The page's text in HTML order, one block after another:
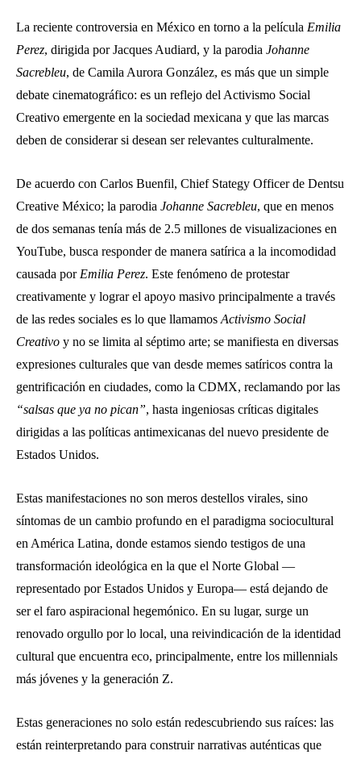
La reciente controversia en México en torno a la película Emilia
Perez, dirigida por Jacques Audiard, y la parodia Johanne
Sacrebleu, de Camila Aurora González, es más que un simple
debate cinematográfico: es un reflejo del Activismo Social
Creativo emergente en la sociedad mexicana y que las marcas
deben de considerar si desean ser relevantes culturalmente.
De acuerdo con Carlos Buenfil, Chief Stategy Officer de Dentsu
Creative México; la parodia Johanne Sacrebleu, que en menos
de dos semanas tenía más de 2.5 millones de visualizaciones en
YouTube, busca responder de manera satírica a la incomodidad
causada por Emilia Perez. Este fenómeno de protestar
creativamente y lograr el apoyo masivo principalmente a través
de las redes sociales es lo que llamamos Activismo Social
Creativo y no se limita al séptimo arte; se manifiesta en diversas
expresiones culturales que van desde memes satíricos contra la
gentrificación en ciudades, como la CDMX, reclamando por las
“salsas que ya no pican”, hasta ingeniosas críticas digitales
dirigidas a las políticas antimexicanas del nuevo presidente de
Estados Unidos.
Estas manifestaciones no son meros destellos virales, sino
síntomas de un cambio profundo en el paradigma sociocultural
en América Latina, donde estamos siendo testigos de una
transformación ideológica en la que el Norte Global —
representado por Estados Unidos y Europa— está dejando de
ser el faro aspiracional hegemónico. En su lugar, surge un
renovado orgullo por lo local, una reivindicación de la identidad
cultural que encuentra eco, principalmente, entre los millennials
más jóvenes y la generación Z.
Estas generaciones no solo están redescubriendo sus raíces: las
están reinterpretando para construir narrativas auténticas que